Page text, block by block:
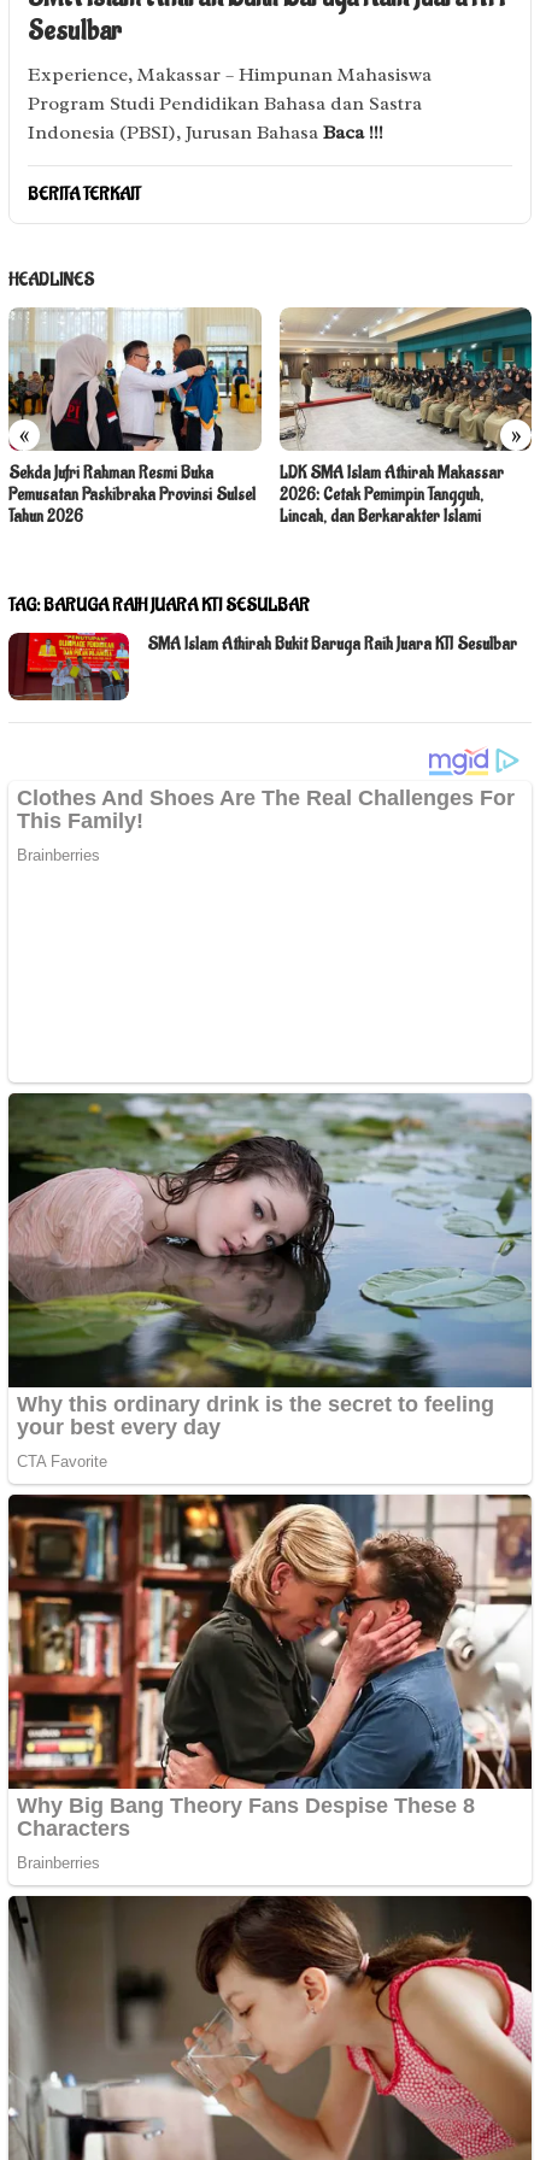
Sesulbar
Experience, Makassar – Himpunan Mahasiswa
Program Studi Pendidikan Bahasa dan Sastra
Indonesia (PBSI), Jurusan Bahasa Baca !!!
BERITA TERKAIT
HEADLINES
« »
Sekda Jufri Rahman Resmi Buka
Pemusatan Paskibraka Provinsi Sulsel
Tahun 2026
LDK SMA Islam Athirah Makassar
2026: Cetak Pemimpin Tangguh,
Lincah, dan Berkarakter Islami
TAG:BARUGA RAIH JUARA KTI SESULBAR
SMA Islam Athirah Bukit Baruga Raih Juara KTI Sesulbar